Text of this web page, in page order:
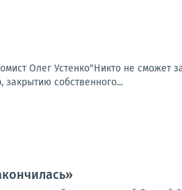
Олег Устенко"Никто не сможет
закрытию собственного...